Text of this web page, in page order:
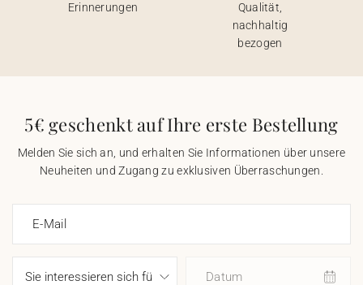
Erinnerungen
Qualität,
nachhaltig
bezogen
5€ geschenkt auf Ihre erste Bestellung
Melden Sie sich an, und erhalten Sie Informationen über unsere
Neuheiten und Zugang zu exklusiven Überraschungen.
E-Mail
Datum